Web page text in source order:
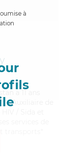
à
a 11 ans
d'Auxiliaire de
transports*